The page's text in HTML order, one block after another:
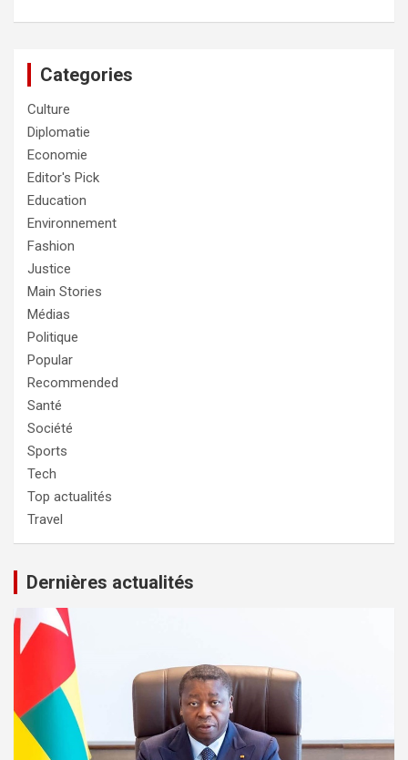
Categories
Culture
Diplomatie
Economie
Editor's Pick
Education
Environnement
Fashion
Justice
Main Stories
Médias
Politique
Popular
Recommended
Santé
Société
Sports
Tech
Top actualités
Travel
Dernières actualités